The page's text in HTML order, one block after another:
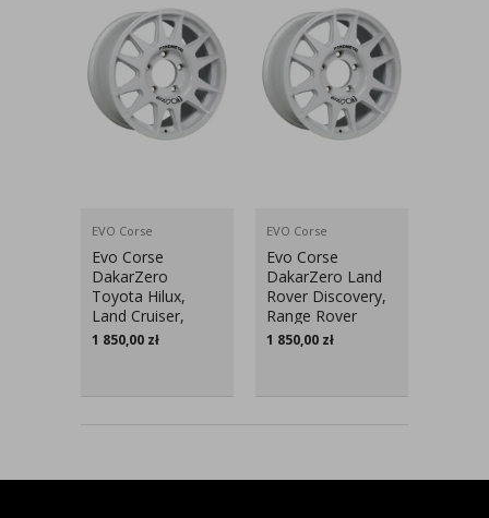
EVO Corse
Evo Corse
DakarZero
Toyota Hilux,
Land Cruiser,
Tundra, FJ Cruiser
1 850,00 zł
EVO Corse
Evo Corse
DakarZero Land
Rover Discovery,
Range Rover
8,5x18″
1 850,00 zł